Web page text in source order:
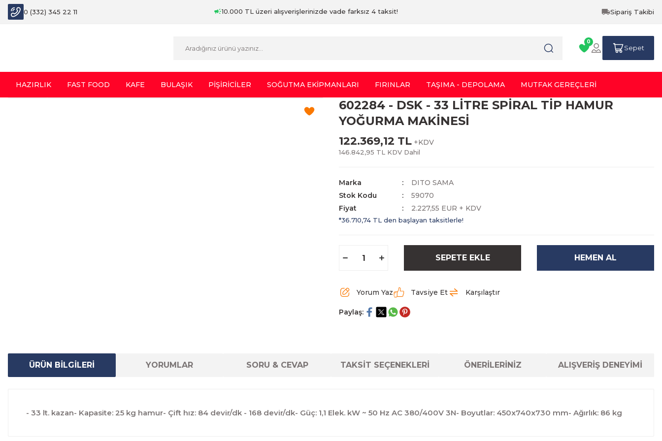
0 (332) 345 22 11 10.000 TL üzeri alışverişlerinizde vade farksız 4 taksit! Sipariş Takibi
0
Sepet
HAZIRLIK FAST FOOD KAFE BULAŞIK PİŞİRİCİLER SOĞUTMA EKİPMANLARI FIRINLAR TAŞIMA - DEPOLAMA MUTFAK GEREÇLERİ
602284 - DSK - 33 LİTRE SPİRAL TİP HAMUR
YOĞURMA MAKİNESİ
122.369,12 TL +KDV
146.842,95 TL KDV Dahil
Marka
DITO SAMA
Stok Kodu
59070
Fiyat
2.227,55 EUR + KDV
*36.710,74 TL den başlayan taksitlerle!
SEPETE EKLE HEMEN AL
Yorum Yaz Tavsiye Et Karşılaştır
Paylaş:
ÜRÜN BİLGİLERİ YORUMLAR SORU & CEVAP TAKSİT SEÇENEKLERİ ÖNERİLERİNİZ ALIŞVERİŞ DENEYİMİ
- 33 lt. kazan- Kapasite: 25 kg hamur- Çift hız: 84 devir/dk - 168 devir/dk- Güç: 1,1 Elek. kW ~ 50 Hz AC 380/400V 3N- Boyutlar: 450x740x730 mm- Ağırlık: 86 kg